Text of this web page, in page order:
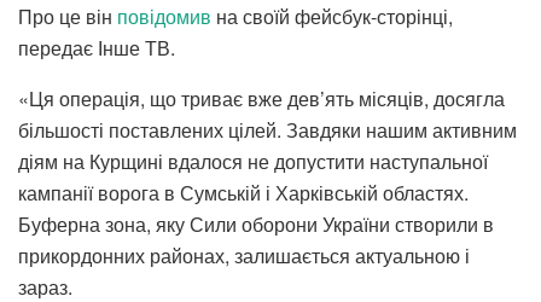
Про це він повідомив на своїй фейсбук-сторінці,
передає Інше ТВ.
«Ця операція, що триває вже дев’ять місяців, досягла
більшості поставлених цілей. Завдяки нашим активним
діям на Курщині вдалося не допустити наступальної
кампанії ворога в Сумській і Харківській областях.
Буферна зона, яку Сили оборони України створили в
прикордонних районах, залишається актуальною і
зараз.